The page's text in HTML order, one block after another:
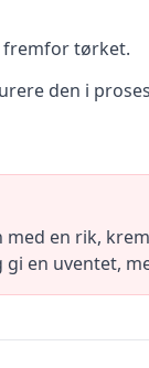
fremfor tørket.
den i
en rik,
en uventet,